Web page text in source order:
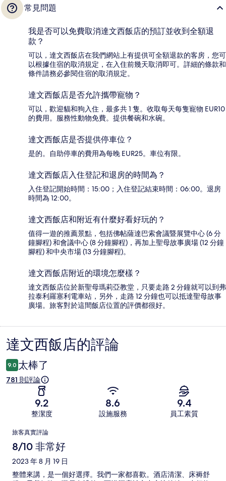
常見問題
我是否可以免費取消達文西飯店的預訂並收到全額退
款？
可以，達文西飯店在我們網站上有提供可全額退款的客房，您可
以根據住宿的取消規定，在入住前幾天取消即可。詳細的條款和
條件請務必參閱住宿的取消規定。
達文西飯店是否允許攜帶寵物？
可以，歡迎貓和狗入住，最多共 1 隻。收取每天每隻寵物 EUR10
的費用。服務性動物免費。提供餐碗和水碗。
達文西飯店是否提供停車位？
是的。自助停車的費用為每晚 EUR25。車位有限。
達文西飯店入住登記和退房的時間為？
入住登記開始時間：15:00；入住登記結束時間：06:00。退房
時間為 12:00。
達文西飯店和附近有什麼好看好玩的？
值得一遊的推薦景點，包括佛帖薩達巴索會議暨展覽中心 (6 分
鐘腳程) 和會議中心 (8 分鐘腳程)，再加上聖母故事廣場 (12 分鐘
腳程) 和中央市場 (13 分鐘腳程)。
達文西飯店附近的環境怎麼樣？
達文西飯店位於新聖母瑪莉亞教堂，只要走路 2 分鐘就可以到弗
拉泰利羅塞利電車站，另外，走路 12 分鐘也可以抵達聖母故事
廣場。旅客對於這間飯店位置的評價都很好。
評
論
達文西飯店的評論
9.0 太棒了
781 則評論
9.2
整潔度
8.6
設施服務
9.4
員工素質
評
論
旅客真實評論
8/10 非常好
2023 年 8 月 19 日
整體來講，是一個好選擇。我們一家都喜歡。酒店清潔、床褥舒